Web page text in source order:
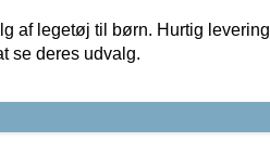
af legetøj til børn. Hurtig levering
se deres udvalg.